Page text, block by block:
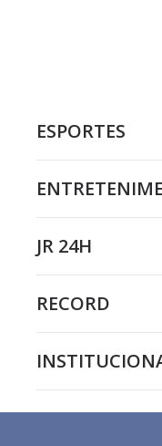
ESPORTES
JR 24H
RECORD